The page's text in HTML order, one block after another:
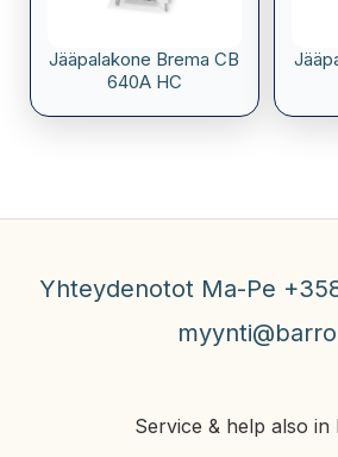
Jääpalakone Brema CB
640A HC
Yhteydenotot Ma-Pe
Service & help also in